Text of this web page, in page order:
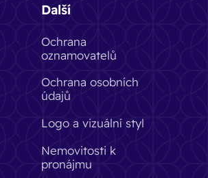
Další
Ochrana
oznamovatelů
Ochrana osobních
údajů
Logo a vizuální styl
Nemovitosti k
pronájmu